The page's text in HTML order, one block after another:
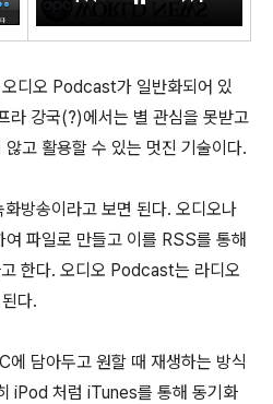
디오 Podcast가 일반화되어 있
라 강국(?)에서는 별 관심을 못받고
고 활용할 수 있는 멋진 기술이다.
방송이라고 보면 된다. 오디오나
파일로 만들고 이를 RSS를 통해
한다. 오디오 Podcast는 라디오
다.
담아두고 원할 때 재생하는 방식
iPod 처럼 iTunes를 통해 동기화